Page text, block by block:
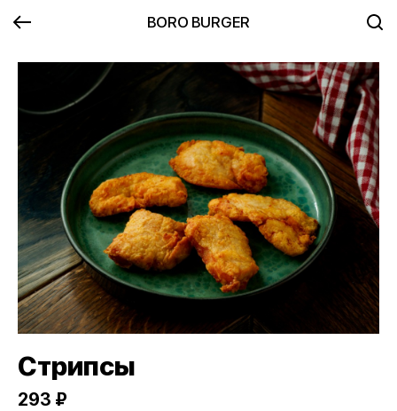
BORO BURGER
Стрипсы
293 ₽